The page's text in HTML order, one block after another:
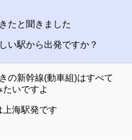
たと聞きました
い駅から出発ですか？
の新幹線(動車組)はすべて
たいですよ
上海駅発です